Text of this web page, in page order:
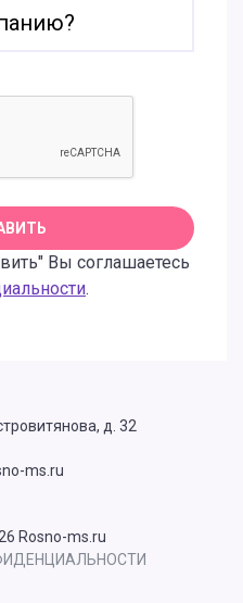
Вы соглашаетесь
.
д. 32
ms.ru
Rosno-ms.ru